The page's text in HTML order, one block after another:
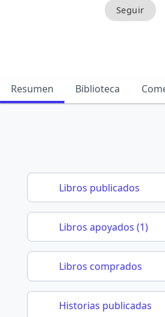
Resumen Biblioteca
Libros publicados
Libros apoyados (1)
Libros comprados
Historias publicadas